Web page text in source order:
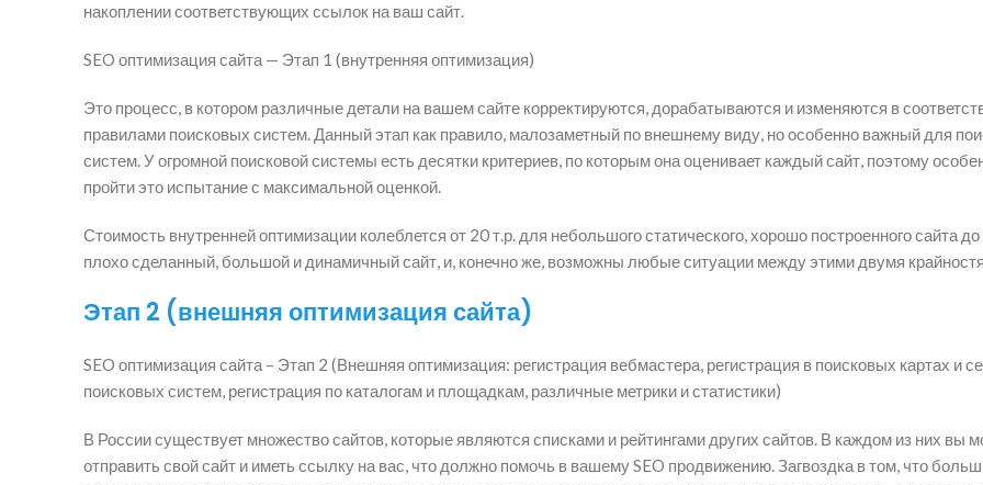
накоплении соответствующих ссылок на ваш сайт.
SEO оптимизация сайта — Этап 1 (внутренняя оптимизация)
Это процесс, в котором различные детали на вашем сайте корректируются, дорабатываются и изменяются в
правилами поисковых систем. Данный этап как правило, малозаметный по внешнему виду, но особенно важный для
систем. У огромной поисковой системы есть десятки критериев, по которым она оценивает каждый сайт, поэтому
пройти это испытание с максимальной оценкой.
Стоимость внутренней оптимизации колеблется от 20 т.р. для небольшого статического, хорошо построенного сайта до
плохо сделанный, большой и динамичный сайт, и, конечно же, возможны любые ситуации между этими двумя
Этап 2 (внешняя оптимизация сайта)
SEO оптимизация сайта – Этап 2 (Внешняя оптимизация: регистрация вебмастера, регистрация в поисковых картах и
поисковых систем, регистрация по каталогам и площадкам, различные метрики и статистики)
В России существует множество сайтов, которые являются списками и рейтингами других сайтов. В каждом из них вы
отправить свой сайт и иметь ссылку на вас, что должно помочь в вашему SEO продвижению. Загвоздка в том, что